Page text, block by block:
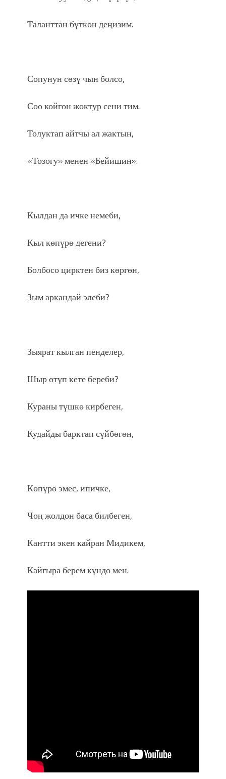
Таланттан бүткөн деңизим.
Сопунун сөзү чын болсо,
Соо койгон жоктур сени тим.
Толуктап айтчы ал жактын,
«Тозогу» менен «Бейишин».
Кылдан да ичке немеби,
Кыл көпүрө дегени?
Болбосо цирктен биз көргөн,
Зым аркандай элеби?
Зыярат кылган пенделер,
Шыр өтүп кете береби?
Кураны түшкө кирбеген,
Кудайды барктап сүйбөгөн,
Көпүрө эмес, ипичке,
Чоң жолдон баса билбеген,
Кантти экен кайран Мидикем,
Кайгыра берем күндө мен.